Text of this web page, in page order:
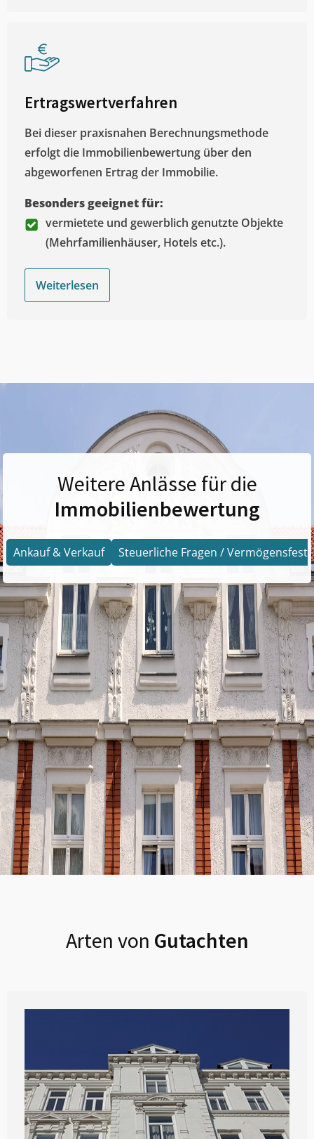
Ertragswertverfahren
Bei dieser praxisnahen Berechnungsmethode
erfolgt die Immobilienbewertung über den
abgeworfenen Ertrag der Immobilie.
Besonders geeignet für:
vermietete und gewerblich genutzte Objekte
(Mehrfamilienhäuser, Hotels etc.).
Weiterlesen
Weitere Anlässe für die
Immobilienbewertung
Ankauf & Verkauf Steuerliche Fragen /
Arten von Gutachten